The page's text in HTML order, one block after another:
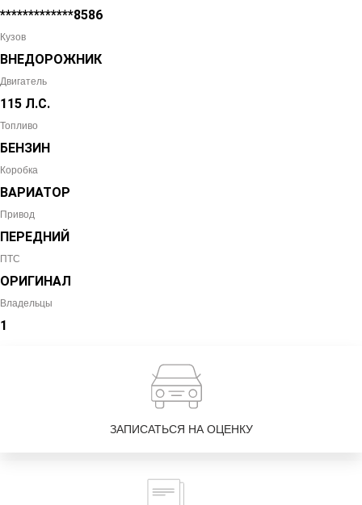
*************8586
Кузов
ВНЕДОРОЖНИК
Двигатель
115 Л.С.
Топливо
БЕНЗИН
Коробка
ВАРИАТОР
Привод
ПЕРЕДНИЙ
ПТС
ОРИГИНАЛ
Владельцы
1
ЗАПИСАТЬСЯ НА ОЦЕНКУ